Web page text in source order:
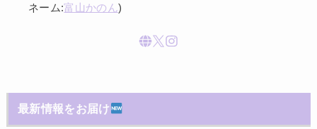
ネーム:富山かのん)
最新情報をお届け